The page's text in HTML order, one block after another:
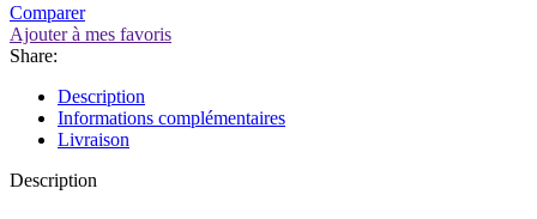
Comparer
Ajouter à mes favoris
Share:
Description
Informations complémentaires
Livraison
Description